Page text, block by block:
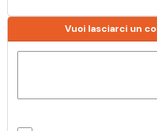
Vuoi lasciarci un